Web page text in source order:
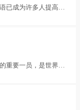
随着西班牙语在全球越来越普及，掌握西班牙语已成为许多人提高职业竞争力、丰富旅行体验甚至